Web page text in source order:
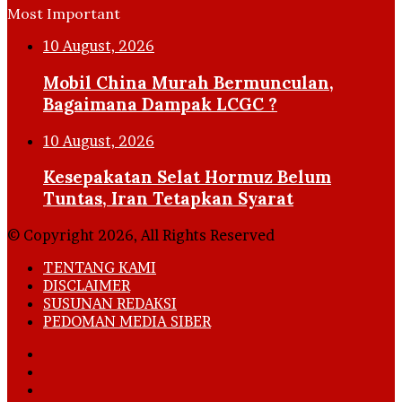
Most Important
10 August, 2026
Mobil China Murah Bermunculan,
Bagaimana Dampak LCGC ?
10 August, 2026
Kesepakatan Selat Hormuz Belum
Tuntas, Iran Tetapkan Syarat
© Copyright 2026, All Rights Reserved
TENTANG KAMI
DISCLAIMER
SUSUNAN REDAKSI
PEDOMAN MEDIA SIBER